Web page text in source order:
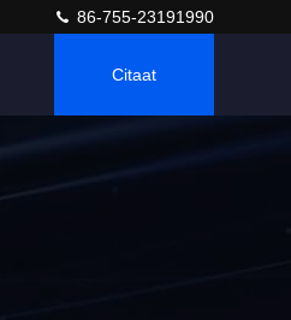
86-755-23191990
Citaat